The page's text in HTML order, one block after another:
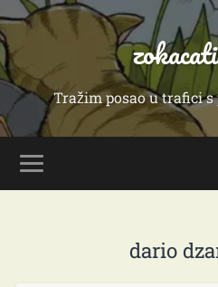
Tražim posao u trafici s
dario